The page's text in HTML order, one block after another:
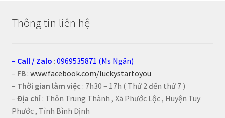
Thông tin liên hệ
– Call / Zalo : 0969535871 (Ms Ngân)
– FB: www.facebook.com/luckystartoyou
– Thời gian làm việc : 7h30 – 17h ( Thứ 2 đến thứ 7 )
– Địa chỉ: Thôn Trung Thành , Xã Phước Lộc , Huyện Tuy
Phước , Tỉnh Bình Định